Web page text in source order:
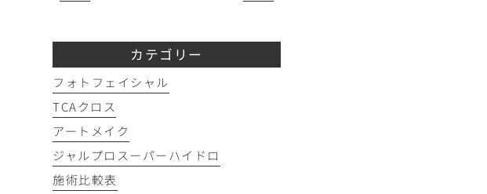
カテゴリー
フォトフェイシャル
TCAクロス
アートメイク
ジャルプロスーパーハイドロ
施術比較表